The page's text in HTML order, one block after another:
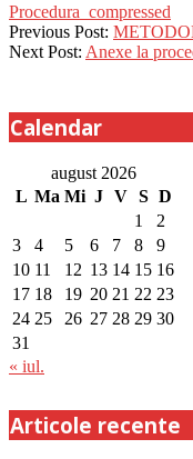
Procedura_compressed
2023-
09-
Previous Post:
Next Post: Anexe la
Calendar
august 2026
L Ma Mi J V S D
1
2
3
4 5 6 7 8
9
10 11 12 13 14 15 16
17 18 19 20 21 22 23
24 25 26 27 28 29 30
31
« iul.
Articole recente